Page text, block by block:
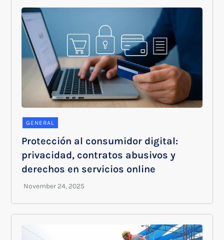
GENERAL
Protección al consumidor digital:
privacidad, contratos abusivos y
derechos en servicios online